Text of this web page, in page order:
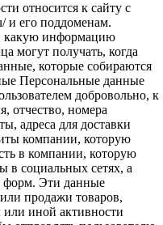
относится к сайту с
и его поддоменам.
какую информацию
могут получать, когда
которые собираются
Персональные данные
добровольно, к
отчество, номера
адреса для доставки
компании, которую
в компании, которую
в социальных сетях, а
форм. Эти данные
продажи товаров,
или иной активности